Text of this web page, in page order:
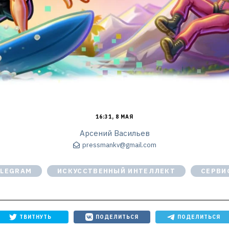
16:31, 8 МАЯ
Арсений Васильев
pressmankv@gmail.com
ИСКУССТВЕННЫЙ ИНТЕЛЛЕКТ
ТВИТНУТЬ ПОДЕЛИТЬСЯ ПОДЕЛИТЬСЯ